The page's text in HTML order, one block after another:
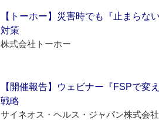
【トーホー】災害時でも『止まら
対策
株式会社トーホー
【開催報告】ウェビナー『FSPで変
戦略
サイネオス・ヘルス・ジャパン株式会社